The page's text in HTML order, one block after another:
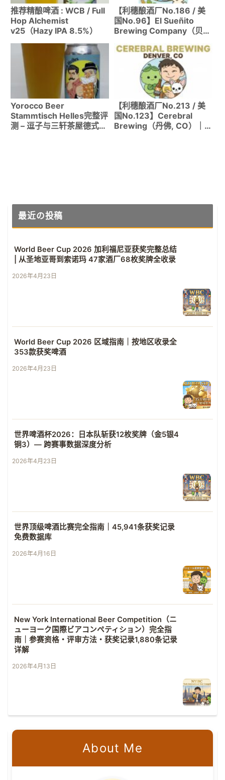
推荐精酿啤酒 : WCB / Full
Hop Alchemist
v25（Hazy IPA 8.5%）
【利穗酿酒厂No.186 / 美
国No.96】El Sueñito
Brewing Company（贝灵
首家墨西哥裔＆酷儿所有者
Yorocco Beer
Stammtisch Helles完整评
测 – 逗子与三轩茶屋德式合
【利穗酿酒厂No.213 / 美
国No.123】Cerebral
Brewing（丹佛, CO）｜
最近の投稿
World Beer Cup 2026 加利福尼亚获奖完整总结
| 从圣地亚哥到索诺玛 47家酒厂68枚奖牌全收录
2026年4月23日
World Beer Cup 2026 区域指南｜按地区收录全
353款获奖啤酒
2026年4月23日
世界啤酒杯2026：日本队斩获12枚奖牌（金5银4
铜3）— 跨赛事数据深度分析
2026年4月23日
世界顶级啤酒比赛完全指南｜45,941条获奖记录
免费数据库
2026年4月16日
New York International Beer Competition（ニ
ューヨーク国際ビアコンペティション）完全指
南｜参赛资格・评审方法・获奖记录1,880条记录
详解
2026年4月13日
About Me